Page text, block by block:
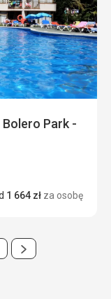
Park -
1 664 zł za osobę
Następna
Strona